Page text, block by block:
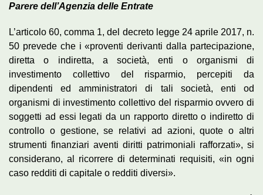
Parere dell’Agenzia delle Entrate
L’articolo 60, comma 1, del decreto legge 24 aprile 2017, n.
50 prevede che i «proventi derivanti dalla partecipazione,
diretta o indiretta, a società, enti o organismi di
investimento collettivo del risparmio, percepiti da
dipendenti ed amministratori di tali società, enti od
organismi di investimento collettivo del risparmio ovvero di
soggetti ad essi legati da un rapporto diretto o indiretto di
controllo o gestione, se relativi ad azioni, quote o altri
strumenti finanziari aventi diritti patrimoniali rafforzati», si
considerano, al ricorrere di determinati requisiti, «in ogni
caso redditi di capitale o redditi diversi».